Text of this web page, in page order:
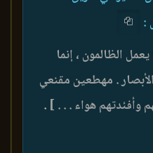
:
الظالمون ، إنما
. مهطعين مقنعي
وأفئدتهم هواء . . . ] .